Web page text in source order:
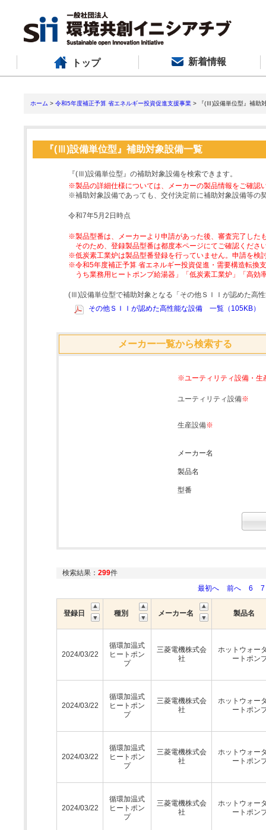
トップ 新着情報
ホーム > 令和5年度補正予算 省エネルギー投資促進支援事業 > 『(Ⅲ)設備単位型』補助
『(Ⅲ)設備単位型』補助対象設備一覧
『(Ⅲ)設備単位型』の補助対象設備を検索できます。
※製品の詳細仕様については、メーカーの製品情報をご確認
※補助対象設備であっても、交付決定前に補助対象設備等の
令和7年5月2日時点
※製品型番は、メーカーより申請があった後、審査完了した
そのため、登録製品型番は都度本ページにてご確認くださ
※低炭素工業炉は製品型番登録を行っていません。申請を検
※令和5年度補正予算 省エネルギー投資促進・需要構造転換
うち業務用ヒートポンプ給湯器」「低炭素工業炉」「高
(Ⅲ)設備単位型で補助対象となる「その他ＳＩＩが認めた高
その他ＳＩＩが認めた高性能な設備 一覧（105KB）
メーカー一覧から検索する
※ユーティリティ設備・生
ユーティリティ設備※
生産設備※
メーカー名
製品名
型番
検索結果： 299件
最初へ
前へ 6 7
登録日 種別 メーカー名 製品名
2024/03/22
循環加温式
ヒートポン
プ
三菱電機株式会
社
ホットウォー
ートポン
2024/03/22
循環加温式
ヒートポン
プ
三菱電機株式会
社
ホットウォー
ートポン
2024/03/22
循環加温式
ヒートポン
プ
三菱電機株式会
社
ホットウォー
ートポン
2024/03/22
循環加温式
ヒートポン
プ
三菱電機株式会
社
ホットウォー
ートポン